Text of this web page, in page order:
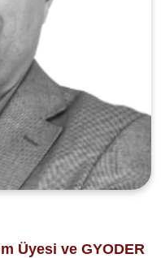
Üyesi ve GYODER